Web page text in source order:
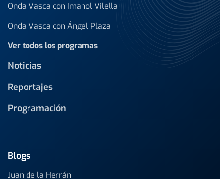
Onda Vasca con Imanol Vilella
Onda Vasca con Ángel Plaza
Ver todos los programas
Noticias
Reportajes
Programación
Blogs
Juan de la Herrán